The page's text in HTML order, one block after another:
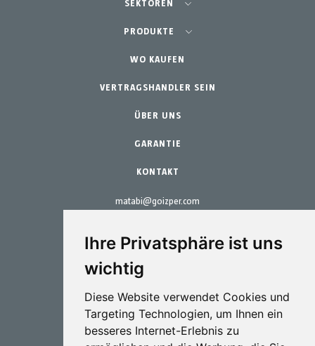
Ihre Privatsphäre ist uns
wichtig
Diese Website verwendet Cookies und
Targeting Technologien, um Ihnen ein
besseres Internet-Erlebnis zu
matabi@goizper.com
Sprütechnik
SEKTOREN
Landwirtschaft - Obst- und Gemüseanbau
Schrebergarten
Professioneller Gartenbau
Gartenbau & Heim
PRODUKTE
Teams
Zubehör
Ersatzteile
Wartungs-Kits
WO KAUFEN
VERTRAGSHANDLER SEIN
ÜBER UNS
GARANTIE
KONTAKT